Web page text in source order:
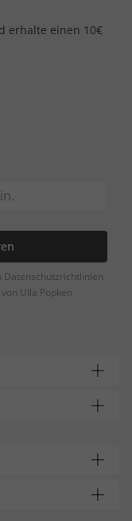
erhalte einen 10€
Ulla Popken